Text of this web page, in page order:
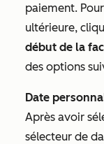
paiement.
ultérieure,
début de la
des options
Date
Après avoir
sélecteur de